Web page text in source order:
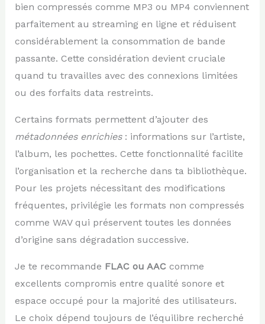
bien compressés comme MP3 ou MP4 conviennent
parfaitement au streaming en ligne et réduisent
considérablement la consommation de bande
passante. Cette considération devient cruciale
quand tu travailles avec des connexions limitées
ou des forfaits data restreints.
Certains formats permettent d’ajouter des
métadonnées enrichies: informations sur l’artiste,
l’album, les pochettes. Cette fonctionnalité facilite
l’organisation et la recherche dans ta bibliothèque.
Pour les projets nécessitant des modifications
fréquentes, privilégie les formats non compressés
comme WAV qui préservent toutes les données
d’origine sans dégradation successive.
Je te recommande FLAC ou AACcomme
excellents compromis entre qualité sonore et
espace occupé pour la majorité des utilisateurs.
Le choix dépend toujours de l’équilibre recherché